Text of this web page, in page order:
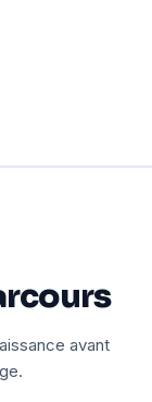
avant